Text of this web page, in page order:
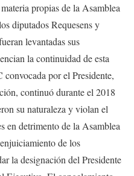
propias de la Asamblea
diputados Requesens y
levantadas sus
la continuidad de esta
por el Presidente,
continuó durante el 2018
su naturaleza y violan el
en detrimento de la Asamblea
de los
la designación del Presidente